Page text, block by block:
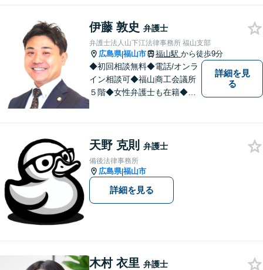
伊藤 敦史 弁護士
弁護士法人山下江法律事務所 福山支部
広島県|福山市 福山駅 から徒歩9分
◆初回相談無料◆電話/オンラ
イン相談可◆福山商工会議所
５階◆女性弁護士も在籍◆刑
いことも安心してご相談くだ
さい。あなたの気持ちに寄り
添い、丁寧にお応えします。
詳細を見
る
天野 克則 弁護士
備後法律事務所
広島県|福山市
詳細を見る
木村 衣里 弁護士